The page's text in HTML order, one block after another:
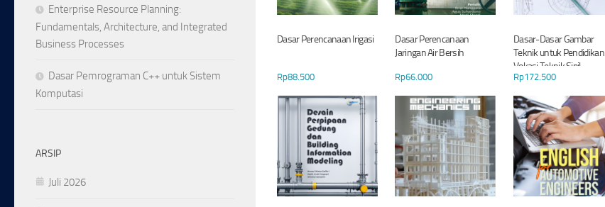
Dasar Perencanaan Irigasi
Rp88.500
Dasar Perencanaan
Jaringan Air Bersih
Rp66.000
Dasar-Dasar Gambar
Teknik untuk Pendidikan
Vokasi Teknik Sipil
Rp172.500
Enterprise Resource Planning:
Fundamentals, Architecture, and Integrated
Business Processes
Dasar Pemrograman C++ untuk Sistem
Komputasi
ARSIP
Juli 2026